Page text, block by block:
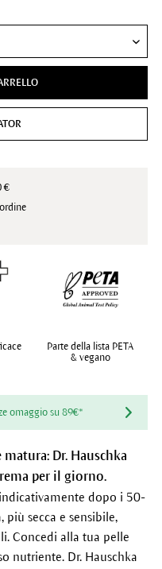
Dr. Hauschka
per il giorno.
dopo i 50-
più secca e sensibile,
Concedi alla tua pelle
nutriente. Dr. Hauschka
€
Parte della lista PETA
& vegano
omaggio su 89€*